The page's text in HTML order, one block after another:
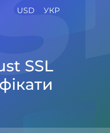
USD УКР
SSL